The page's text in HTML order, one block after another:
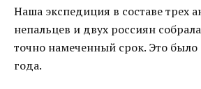
Наша экспедиция в составе трех
непальцев и двух россиян
точно намеченный срок. Это
года.